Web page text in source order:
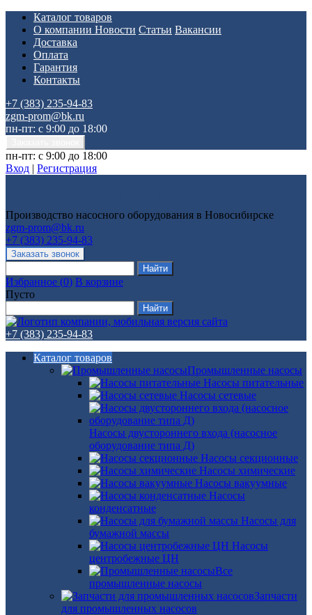
Каталог товаров
О компании Новости Статьи Вакансии
Доставка
Оплата
Гарантия
Контакты
+7 (383) 235-94-83
zgm-prom@bk.ru
пн-пт: с 9:00 до 18:00
пн-пт: с 9:00 до 18:00
Вход | Регистрация
Производство насосного оборудования в Новосибирске
zgm-prom@bk.ru
+7 (383) 235-94-83
Избранное (0) В корзине
Пусто
+7 (383) 235-94-83
Каталог товаров
Промышленные насосы
Насосы питательные
Насосы сетевые
Насосы двустороннего входа (насосное
оборудование типа Д)
Насосы секционные
Насосы химические
Насосы вакуумные
Насосы
конденсатные
Насосы для
бумажной массы
Насосы
центробежные ЦН
Все
промышленные насосы
Запчасти
для промышленных насосов